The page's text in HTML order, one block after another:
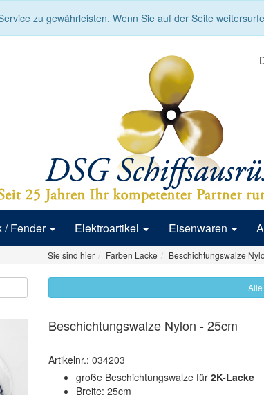
zu gewährleisten. Wenn Sie auf der Seite
/ Fender Elektroartikel Eisenwaren
Sie sind hier Farben Lacke Beschichtungswalze
Beschichtungswalze Nylon - 25cm
Artikelnr.: 034203
große Beschichtungswalze für 2K-Lacke
Breite: 25cm